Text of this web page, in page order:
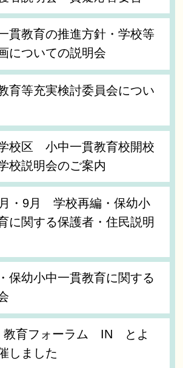
貫教育の推進方針・学校等
についての説明会
育等充実検討委員会につい
校区 小中一貫教育校開校
校説明会のご案内
・9月 学校再編・保幼小
に関する保護者・住民説明
保幼小中一貫教育に関する
教育フォーラム IN とよ
しました